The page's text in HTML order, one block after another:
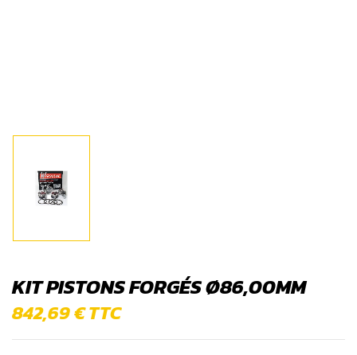
KIT PISTONS FORGÉS Ø86,00MM
842,69€TTC